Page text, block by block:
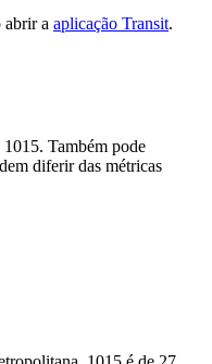
abrir a aplicação Transit.
Também pode
diferir das métricas